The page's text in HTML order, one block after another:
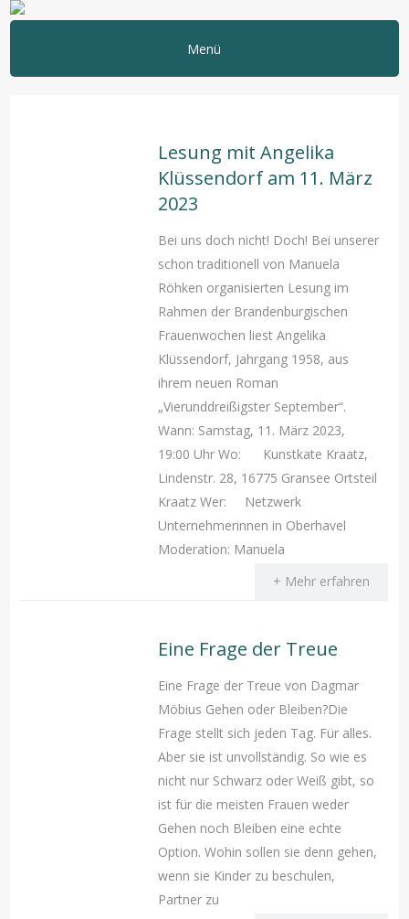
Menü
Lesung mit Angelika
Klüssendorf am 11. März
2023
Bei uns doch nicht! Doch! Bei unserer
schon traditionell von Manuela
Röhken organisierten Lesung im
Rahmen der Brandenburgischen
Frauenwochen liest Angelika
Klüssendorf, Jahrgang 1958, aus
ihrem neuen Roman
„Vierunddreißigster September“.
Wann: Samstag, 11. März 2023,
19:00 Uhr Wo: Kunstkate Kraatz,
Lindenstr. 28, 16775 Gransee Ortsteil
Kraatz Wer: Netzwerk
Unternehmerinnen in Oberhavel
Moderation: Manuela
+ Mehr erfahren
Eine Frage der Treue
Eine Frage der Treue von Dagmar
Möbius Gehen oder Bleiben?Die
Frage stellt sich jeden Tag. Für alles.
Aber sie ist unvollständig. So wie es
nicht nur Schwarz oder Weiß gibt, so
ist für die meisten Frauen weder
Gehen noch Bleiben eine echte
Option. Wohin sollen sie denn gehen,
wenn sie Kinder zu beschulen,
Partner zu